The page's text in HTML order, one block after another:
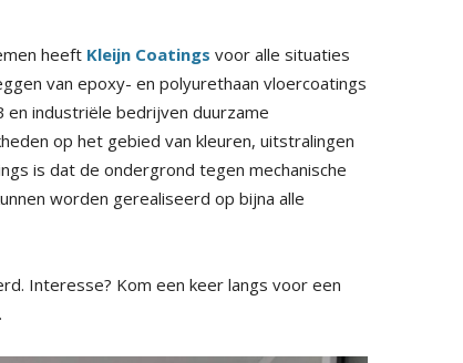
heeft Kleijn Coatings voor alle situaties
van epoxy- en polyurethaan vloercoatings
industriële bedrijven duurzame
op het gebied van kleuren, uitstralingen
is dat de ondergrond tegen mechanische
worden gerealiseerd op bijna alle
Interesse? Kom een keer langs voor een